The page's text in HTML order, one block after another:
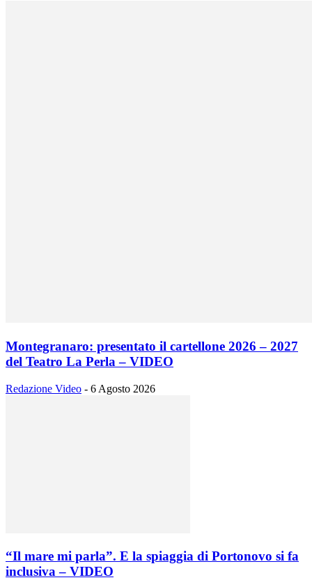
Montegranaro: presentato il cartellone 2026 – 2027
del Teatro La Perla – VIDEO
Redazione Video - 6 Agosto 2026
“Il mare mi parla”. E la spiaggia di Portonovo si fa
inclusiva – VIDEO